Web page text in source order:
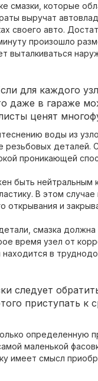
смазки, которые
выручат
своего авто.
произошло
выталкиваться
для каждого
даже в гараже
ценят
воды из
резьбовых деталей.
проникающей
быть нейтральным
В этом
открывания и
смазка
время узел от
в
следует
приступать к
определенную
маленькой
имеет смысл